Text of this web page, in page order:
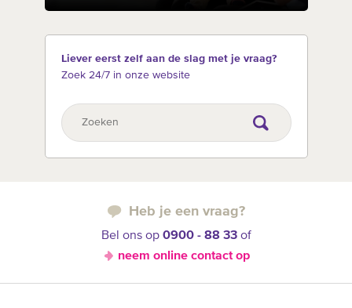
Liever eerst zelf aan de slag met je vraag?
Zoek 24/7 in onze website
Heb je een vraag?
Bel ons op 0900 - 88 33of
neem online contact op